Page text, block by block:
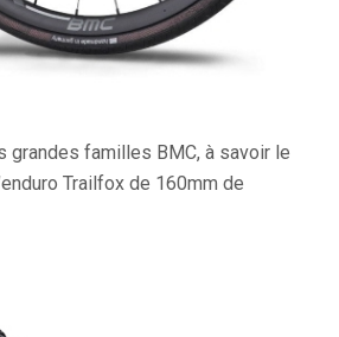
familles BMC, à savoir le
Trailfox de 160mm de